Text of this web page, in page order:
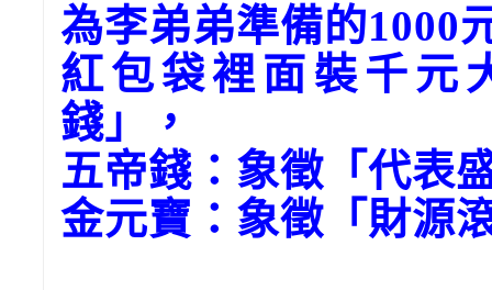
為李弟弟準備的1000
紅包袋裡面裝千元
錢」，
五帝錢：象徵「代表
金元寶：象徵「財源